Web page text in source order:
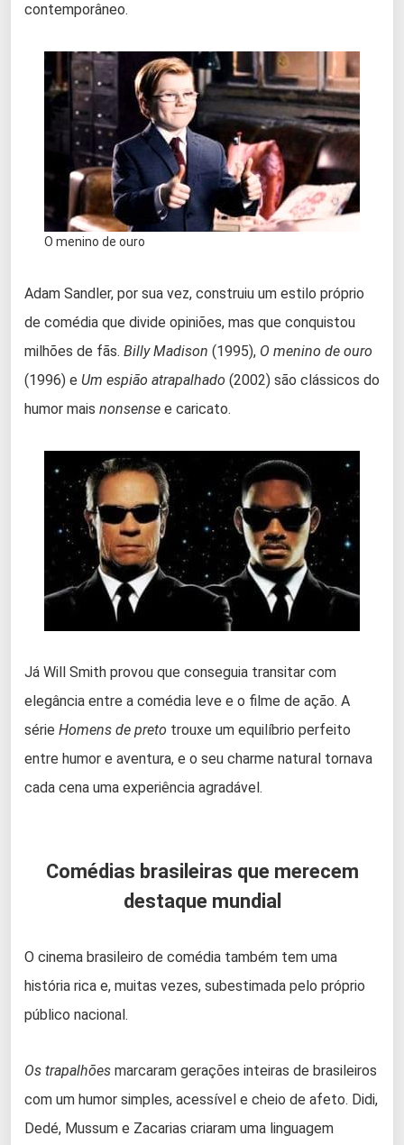
contemporâneo.
O menino de ouro
Adam Sandler, por sua vez, construiu um estilo próprio
de comédia que divide opiniões, mas que conquistou
milhões de fãs. Billy Madison (1995), O menino de ouro
(1996) e Um espião atrapalhado (2002) são clássicos do
humor mais nonsense e caricato.
Já Will Smith provou que conseguia transitar com
elegância entre a comédia leve e o filme de ação. A
série Homens de preto trouxe um equilíbrio perfeito
entre humor e aventura, e o seu charme natural tornava
cada cena uma experiência agradável.
Comédias brasileiras que merecem
destaque mundial
O cinema brasileiro de comédia também tem uma
história rica e, muitas vezes, subestimada pelo próprio
público nacional.
Os trapalhões marcaram gerações inteiras de brasileiros
com um humor simples, acessível e cheio de afeto. Didi,
Dedé, Mussum e Zacarias criaram uma linguagem